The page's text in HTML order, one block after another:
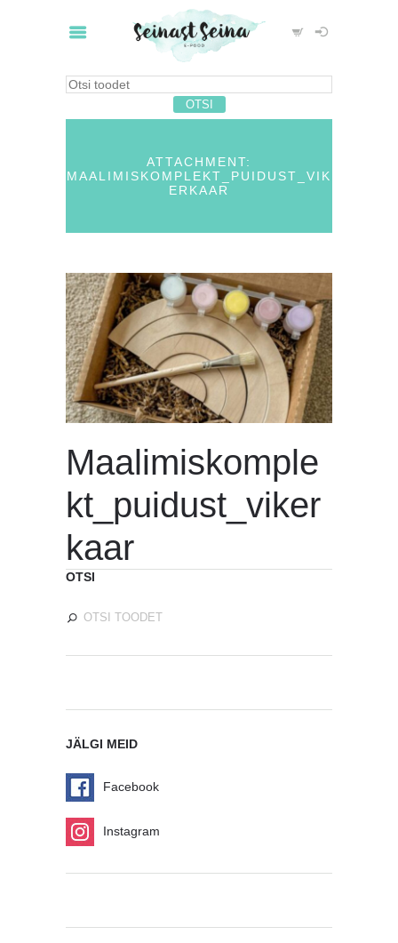
ATTACHMENT:
MAALIMISKOMPLEKT_PUIDUST_VIK
ERKAAR
Maalimiskomple
kt_puidust_viker
kaar
OTSI
JÄLGI MEID
Facebook
Instagram